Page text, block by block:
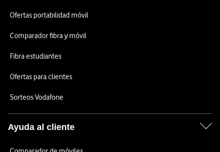
Ofertas portabilidad móvil
Comparador fibra y móvil
Fibra estudiantes
Ofertas para clientes
Sorteos Vodafone
Ayuda al cliente